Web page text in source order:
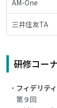
AM-One
三井住友TA
研修コー
フィデリテ
第９回